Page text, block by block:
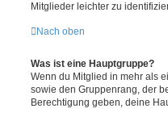
Mitglieder leichter zu
Nach oben
Was ist eine Hauptgruppe?
Wenn du Mitglied in mehr als
sowie den Gruppenrang, der
Berechtigung geben, deine